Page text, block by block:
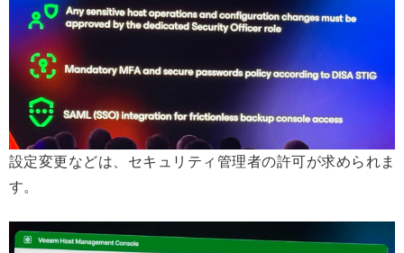
設定変更などは、セキュリティ管理者の許可が求められま
す。